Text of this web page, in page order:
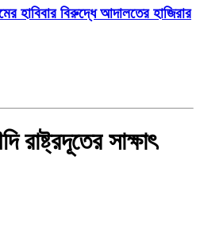
হাবিবার বিরুদ্ধে আদালতের হাজিরার
সাক্ষাৎ